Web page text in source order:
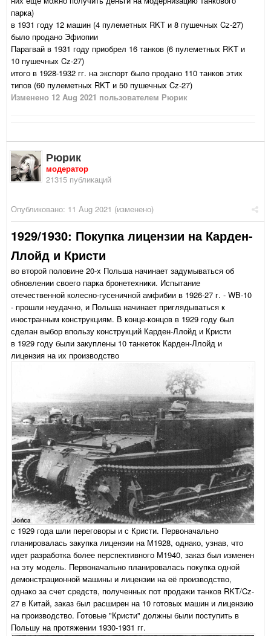
парка)
в 1931 году 12 машин (4 пулеметных RKT и 8 пушечных Cz-27)
было продано Эфиопии
Парагвай в 1931 году приобрел 16 танков (6 пулеметных RKT и
10 пушечных Cz-27)
итого в 1928-1932 гг. на экспорт было продано 110 танков этих
типов (60 пулеметных RKT и 50 пушечных Cz-27)
Изменено 12 Aug 2021 пользователем Рюрик
Рюрик
модератор
21315 публикаций
Опубликовано: 11 Aug 2021 (изменено)
1929/1930: Покупка лицензии на Карден-
Ллойд и Кристи
во второй половине 20-х Польша начинает задумываться об
обновлении своего парка бронетехники. Испытание
отечественной колесно-гусеничной амфибии в 1926-27 г. - WB-10
- прошли неудачно, и Польша начинает приглядываться к
иностранным конструкциям. В конце-концов в 1929 году был
сделан выбор впользу конструкций Карден-Ллойд и Кристи
в 1929 году были закуплены 10 танкеток Карден-Ллойд и
лицензия на их производство
с 1929 года шли переговоры и с Кристи. Первоначально
планировалась закупка лицензии на М1928, однако, узнав, что
идет разработка более перспективного М1940, заказ был изменен
на эту модель. Первоначально планировалась покупка одной
демонстрационной машины и лицензии на её производство,
однако за счет средств, полученных пот продажи танков RKT/Cz-
27 в Китай, заказ был расширен на 10 готовых машин и лицензию
на производство. Готовые "Кристи" должны были поступить в
Польшу на протяжении 1930-1931 гг.